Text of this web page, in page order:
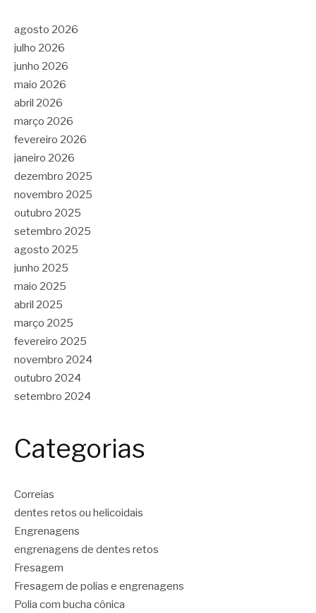
agosto 2026
julho 2026
junho 2026
maio 2026
abril 2026
março 2026
fevereiro 2026
janeiro 2026
dezembro 2025
novembro 2025
outubro 2025
setembro 2025
agosto 2025
junho 2025
maio 2025
abril 2025
março 2025
fevereiro 2025
novembro 2024
outubro 2024
setembro 2024
Categorias
Correias
dentes retos ou helicoidais
Engrenagens
engrenagens de dentes retos
Fresagem
Fresagem de polias e engrenagens
Polia com bucha cônica